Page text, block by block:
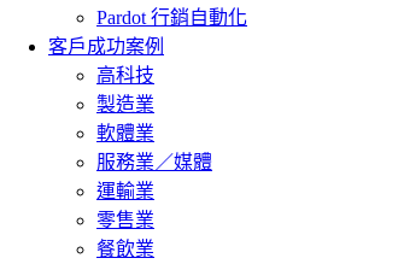
Pardot 行銷自動化
客戶成功案例
高科技
製造業
軟體業
服務業／媒體
運輸業
零售業
餐飲業